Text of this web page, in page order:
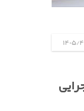
1405/